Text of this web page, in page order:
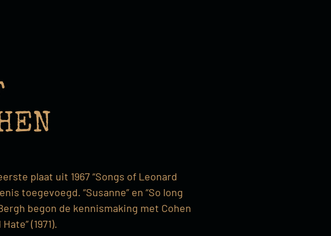
plaat uit 1967 “Songs of Leonard
toegevoegd. “Susanne” en “So long
begon de kennismaking met Cohen
(1971).